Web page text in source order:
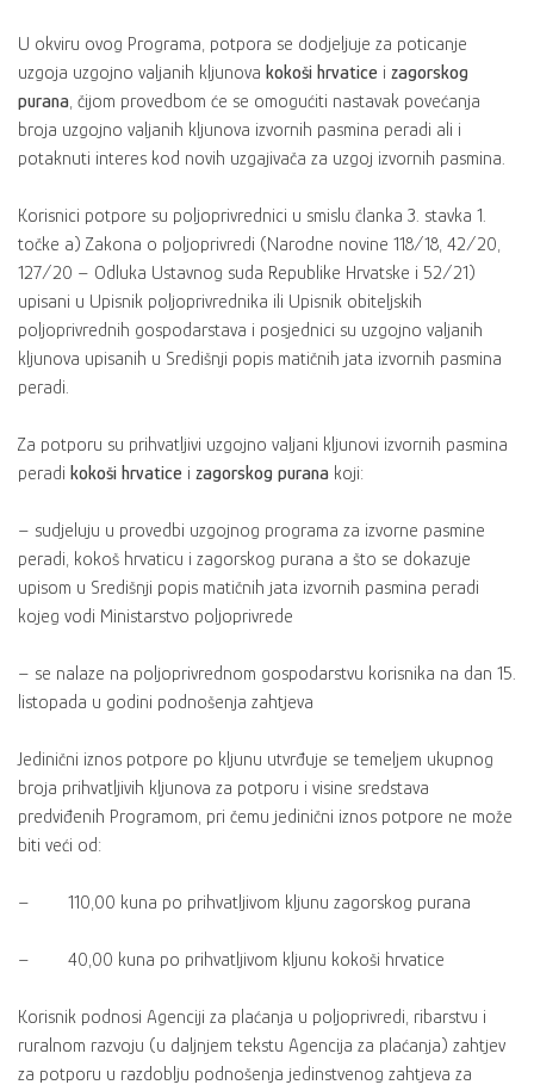
U okviru ovog Programa, potpora se dodjeljuje za poticanje
uzgoja uzgojno valjanih kljunova kokoši hrvatice i zagorskog
purana, čijom provedbom će se omogućiti nastavak povećanja
broja uzgojno valjanih kljunova izvornih pasmina peradi ali i
potaknuti interes kod novih uzgajivača za uzgoj izvornih pasmina.
Korisnici potpore su poljoprivrednici u smislu članka 3. stavka 1.
točke a) Zakona o poljoprivredi (Narodne novine 118/18, 42/20,
127/20 – Odluka Ustavnog suda Republike Hrvatske i 52/21)
upisani u Upisnik poljoprivrednika ili Upisnik obiteljskih
poljoprivrednih gospodarstava i posjednici su uzgojno valjanih
kljunova upisanih u Središnji popis matičnih jata izvornih pasmina
peradi.
Za potporu su prihvatljivi uzgojno valjani kljunovi izvornih pasmina
peradi kokoši hrvatice i zagorskog purana koji:
– sudjeluju u provedbi uzgojnog programa za izvorne pasmine
peradi, kokoš hrvaticu i zagorskog purana a što se dokazuje
upisom u Središnji popis matičnih jata izvornih pasmina peradi
kojeg vodi Ministarstvo poljoprivrede
– se nalaze na poljoprivrednom gospodarstvu korisnika na dan 15.
listopada u godini podnošenja zahtjeva
Jedinični iznos potpore po kljunu utvrđuje se temeljem ukupnog
broja prihvatljivih kljunova za potporu i visine sredstava
predviđenih Programom, pri čemu jedinični iznos potpore ne može
biti veći od:
– 110,00 kuna po prihvatljivom kljunu zagorskog purana
– 40,00 kuna po prihvatljivom kljunu kokoši hrvatice
Korisnik podnosi Agenciji za plaćanja u poljoprivredi, ribarstvu i
ruralnom razvoju (u daljnjem tekstu Agencija za plaćanja) zahtjev
za potporu u razdoblju podnošenja jedinstvenog zahtjeva za